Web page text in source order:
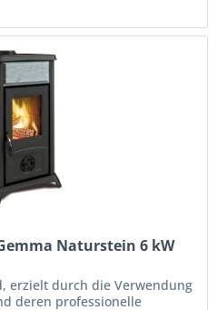
Naturstein 6 kW
erzielt durch die Verwendung
deren professionelle